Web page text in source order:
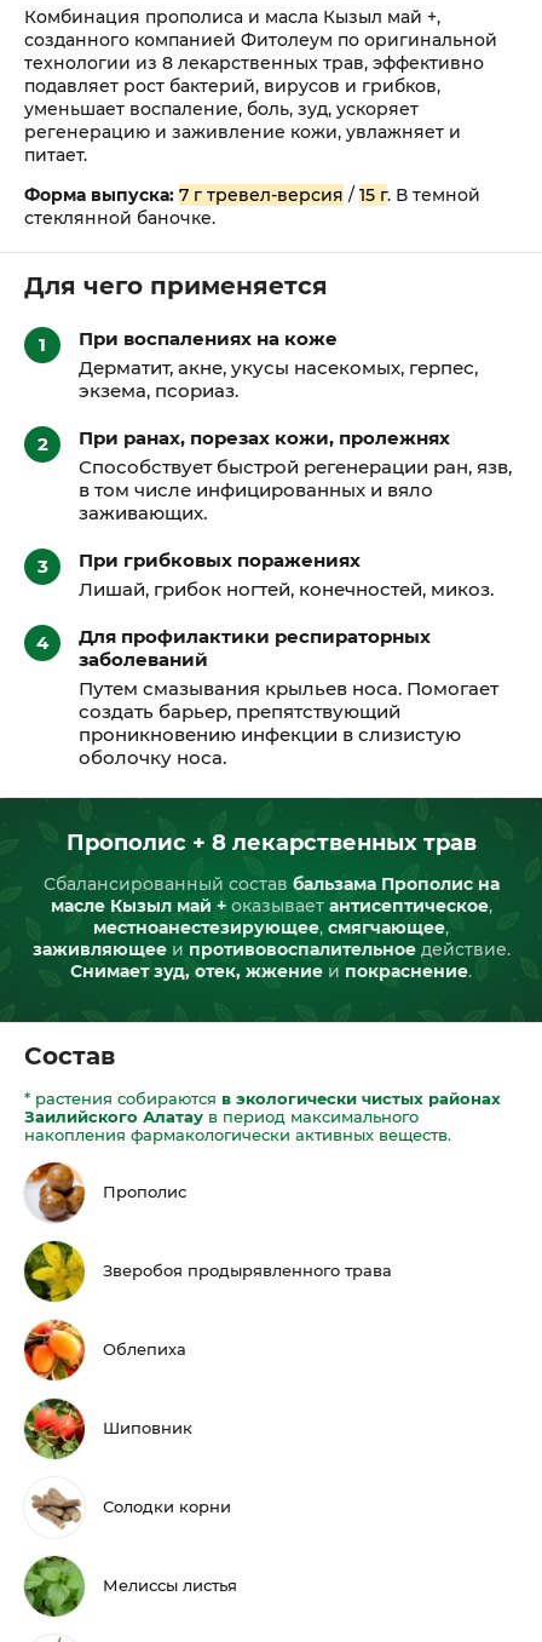
Комбинация прополиса и масла Кызыл май +,
созданного компанией Фитолеум по оригинальной
технологии из 8 лекарственных трав, эффективно
подавляет рост бактерий, вирусов и грибков,
уменьшает воспаление, боль, зуд, ускоряет
регенерацию и заживление кожи, увлажняет и
питает.
Форма выпуска: 7 г тревел-версия / 15 г. В темной
стеклянной баночке.
Для чего применяется
При воспалениях на коже
Дерматит, акне, укусы насекомых, герпес,
экзема, псориаз.
При ранах, порезах кожи, пролежнях
Способствует быстрой регенерации ран, язв,
в том числе инфицированных и вяло
заживающих.
При грибковых поражениях
Лишай, грибок ногтей, конечностей, микоз.
Для профилактики респираторных
заболеваний
Путем смазывания крыльев носа. Помогает
создать барьер, препятствующий
проникновению инфекции в слизистую
оболочку носа.
Прополис + 8 лекарственных трав
Сбалансированный состав бальзама Прополис на
масле Кызыл май +оказывает антисептическое,
местноанестезирующее, смягчающее,
заживляющееи противовоспалительноедействие.
Снимает зуд, отек, жжение и покраснение.
Состав
* растения собираются в экологически чистых районах
Заилийского Алатау в период максимального
накопления фармакологически активных веществ.
Прополис
Зверобоя продырявленного трава
Облепиха
Шиповник
Солодки корни
Мелиссы листья